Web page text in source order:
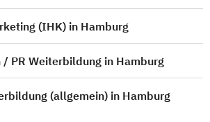
(IHK) in Hamburg
PR Weiterbildung in Hamburg
(allgemein) in Hamburg